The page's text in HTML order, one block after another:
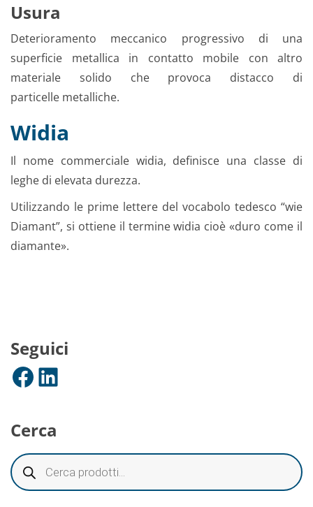
Usura
Deterioramento meccanico progressivo di una
superficie metallica in contatto mobile con altro
materiale solido che provoca distacco di
particelle metalliche.
Widia
Il nome commerciale widia, definisce una classe di
leghe di elevata durezza.
Utilizzando le prime lettere del vocabolo tedesco “wie
Diamant”, si ottiene il termine widia cioè «duro come il
diamante».
Seguici
Facebook LinkedIn
Cerca